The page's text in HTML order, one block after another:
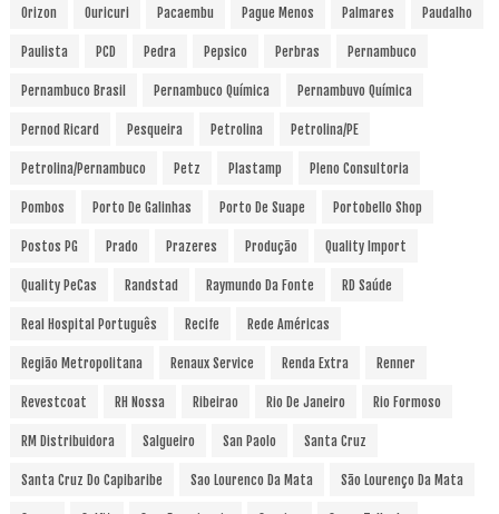
Orizon Ouricuri Pacaembu Pague Menos Palmares Paudalho
Paulista PCD Pedra Pepsico Perbras Pernambuco
Pernambuco Brasil Pernambuco Química Pernambuvo Química
Pernod Ricard Pesqueira Petrolina Petrolina/PE
Petrolina/Pernambuco Petz Plastamp Pleno Consultoria
Pombos Porto De Galinhas Porto De Suape Portobello Shop
Postos PG Prado Prazeres Produção Quality Import
Quality PeCas Randstad Raymundo Da Fonte RD Saúde
Real Hospital Português Recife Rede Américas
Região Metropolitana Renaux Service Renda Extra Renner
Revestcoat RH Nossa Ribeirao Rio De Janeiro Rio Formoso
RM Distribuidora Salgueiro San Paolo Santa Cruz
Santa Cruz Do Capibaribe Sao Lourenco Da Mata São Lourenço Da Mata